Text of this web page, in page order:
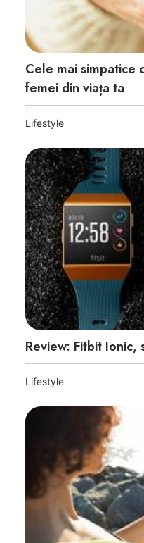
Cele mai simpatice
femei din viața ta
Lifestyle
Review: Fitbit
Lifestyle